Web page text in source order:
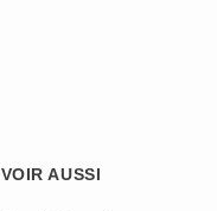
VOIR AUSSI